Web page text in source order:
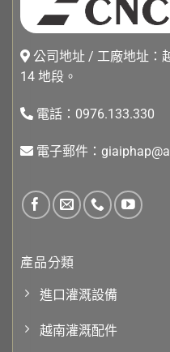
公司地址 / 工廠地址：
14 地段。
電話：0976.133.330
電子郵件：
產品分類
進口灌溉設備
越南灌溉配件